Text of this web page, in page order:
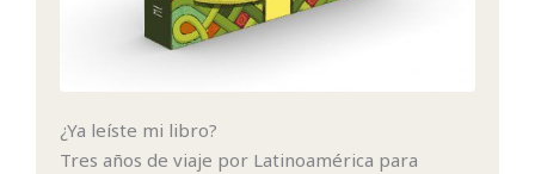
¿Ya leíste mi libro?
Tres años de viaje por Latinoamérica para